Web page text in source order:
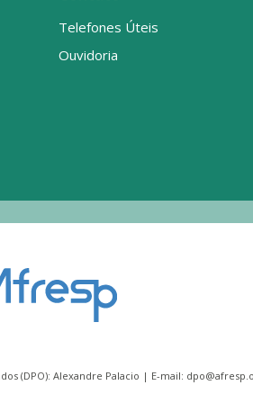
Telefones Úteis
Ouvidoria
(DPO): Alexandre Palacio | E-mail: